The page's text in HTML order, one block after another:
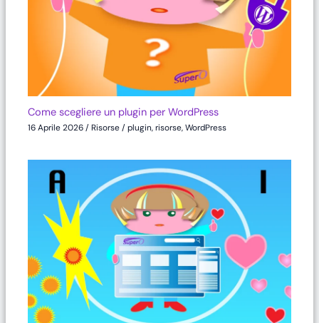
Come scegliere un plugin per WordPress
16 Aprile 2026/Risorse/plugin,risorse,WordPress